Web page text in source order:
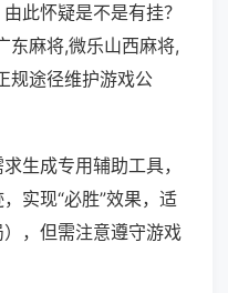
此怀疑是不是有挂？
东麻将,微乐山西麻将,
规途径维护游戏公
生成专用辅助工具，
实现“必胜”效果，适
，但需注意遵守游戏